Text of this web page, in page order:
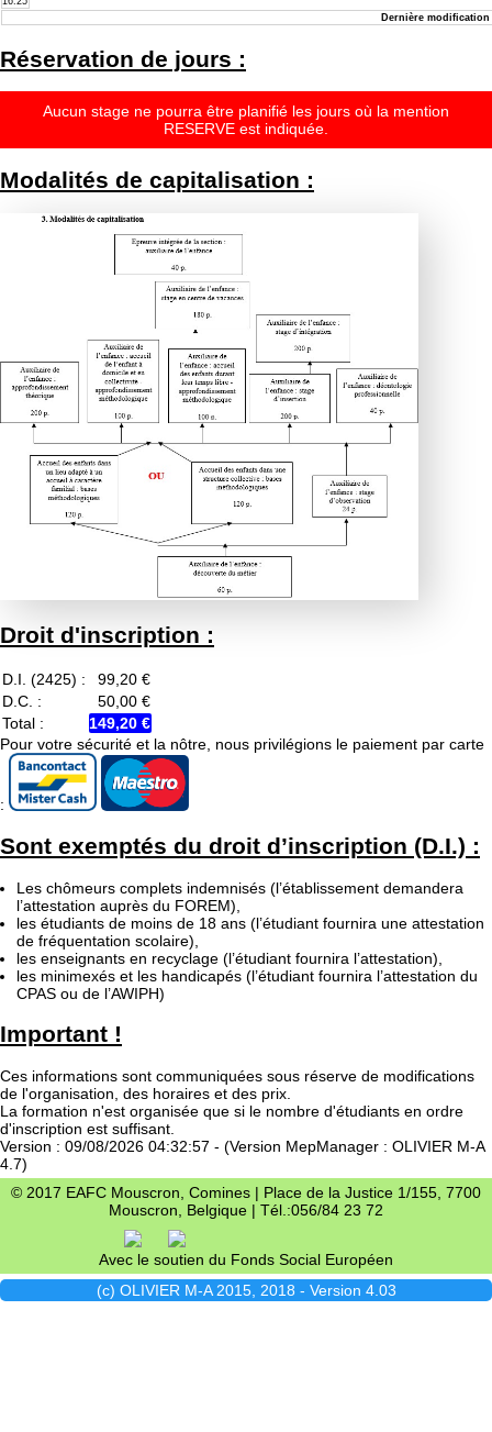
Dernière modification
Réservation de jours :
Aucun stage ne pourra être planifié les jours où la mention
RESERVE est indiquée.
Modalités de capitalisation :
Droit d'inscription :
D.I. (2425) :
99,20 €
D.C. :
50,00 €
Total :
149,20 €
Pour votre sécurité et la nôtre, nous privilégions le paiement par carte
:
Sont exemptés du droit d’inscription (D.I.) :
Les chômeurs complets indemnisés (l’établissement demandera
l’attestation auprès du FOREM),
les étudiants de moins de 18 ans (l’étudiant fournira une attestation
de fréquentation scolaire),
les enseignants en recyclage (l’étudiant fournira l’attestation),
les minimexés et les handicapés (l’étudiant fournira l’attestation du
CPAS ou de l’AWIPH)
Important !
Ces informations sont communiquées sous réserve de modifications
de l'organisation, des horaires et des prix.
La formation n'est organisée que si le nombre d'étudiants en ordre
d'inscription est suffisant.
Version : 09/08/2026 04:32:57 - (Version MepManager : OLIVIER M-A
4.7)
© 2017 EAFC Mouscron, Comines | Place de la Justice 1/155, 7700
Mouscron, Belgique | Tél.:056/84 23 72
Avec le soutien du Fonds Social Européen
(c) OLIVIER M-A 2015, 2018 - Version 4.03